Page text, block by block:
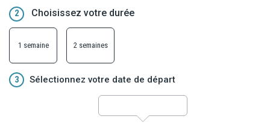
- Le programme
séjour de 5 nuits au Framissima Heritance Ahungalla.
- Le programmeen 12 nuitsinclut le circuit de 5 nuits suivi d'un
séjour de 7 nuits au Framissima Heritance Ahungalla.
2 Choisissez votre durée
1 semaine 2 semaines
3 Sélectionnez votre date de départ